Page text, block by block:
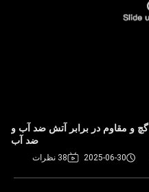
گچ و مقاوم در برابر آتش ضد آب و
ضد آب
2025-06-30 38 نظرات